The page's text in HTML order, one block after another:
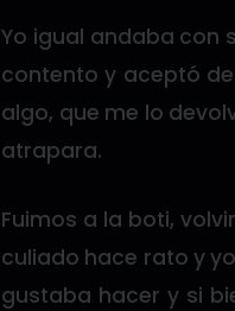
Yo igual andaba con
contento y aceptó
algo, que me lo
atrapara.
Fuimos a la boti,
culiado hace rato y
gustaba hacer y si